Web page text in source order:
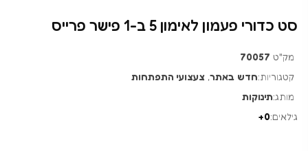
סט כדורי פעמון לאימון 5 ב-1 פישר פרייס
מק"ט 70057
קטגוריות:חדש באתר, צעצועי התפתחות
מותג:תינוקות
גילאים:0+